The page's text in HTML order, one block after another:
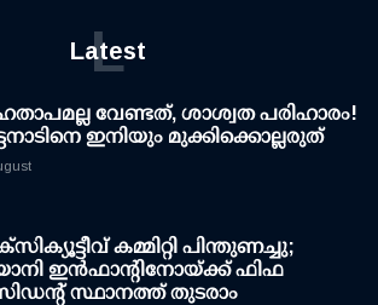
Latest
L
വേണ്ടത്, ശാശ്വത പരിഹാരം!
ഇനിയും മുക്കിക്കൊല്ലരുത്
കമ്മിറ്റി പിന്തുണച്ചു;
ഇന്‍ഫാന്റിനോയ്ക്ക് ഫിഫ
സ്ഥാനത്ത് തുടരാം